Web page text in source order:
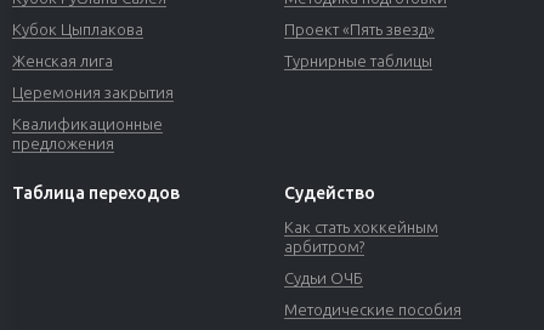
Кубок Цыплакова
Женская лига
Церемония закрытия
Квалификационные
предложения
Проект «Пять звезд»
Турнирные таблицы
Таблица переходов Судейство
Как стать хоккейным
арбитром?
Судьи ОЧБ
Методические пособия